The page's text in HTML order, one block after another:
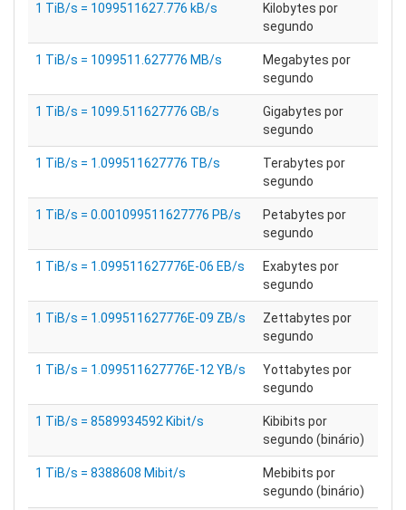
1 TiB/s = 1099511627.776 kB/s
Kilobytes por
segundo
1 TiB/s = 1099511.627776 MB/s
Megabytes por
segundo
1 TiB/s = 1099.511627776 GB/s
Gigabytes por
segundo
1 TiB/s = 1.099511627776 TB/s
Terabytes por
segundo
1 TiB/s = 0.001099511627776 PB/s
Petabytes por
segundo
1 TiB/s = 1.099511627776E-06 EB/s
Exabytes por
segundo
1 TiB/s = 1.099511627776E-09 ZB/s
Zettabytes por
segundo
1 TiB/s = 1.099511627776E-12 YB/s
Yottabytes por
segundo
1 TiB/s = 8589934592 Kibit/s
Kibibits por
segundo (binário)
1 TiB/s = 8388608 Mibit/s
Mebibits por
segundo (binário)